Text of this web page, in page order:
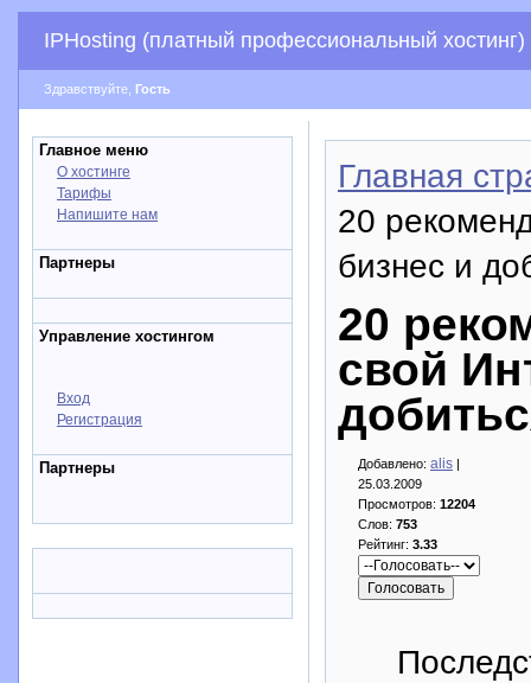
IPHosting (платный профессиональный хостинг)
Здравствуйте, Гость
Главное меню
О хостинге
Тарифы
Напишите нам
Партнеры
Управление хостингом
Вход
Регистрация
Партнеры
Главная
20
бизнес и
20
свой
Добавлено: alis |
25.03.2009
Просмотров: 12204
Слов: 753
Рейтинг: 3.33